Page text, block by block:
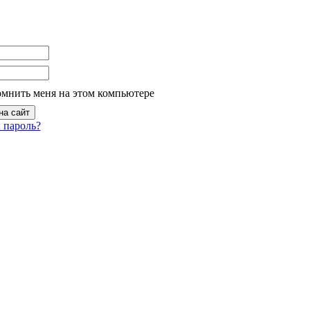
меня на этом компьютере